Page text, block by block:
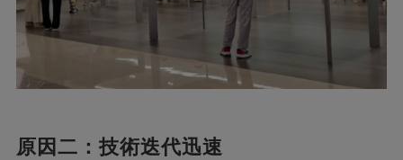
原因二：技術迭代迅速